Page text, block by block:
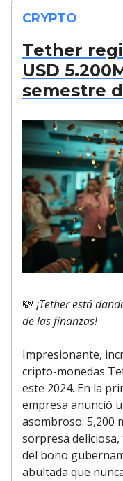
CRYPTO
Tether
USD
semestre
💸 ¡Tether está
de las finanzas!
Impresionante,
cripto-monedas
este 2024. En la
empresa anunció
asombroso: 5,200
sorpresa
del bono
abultada que